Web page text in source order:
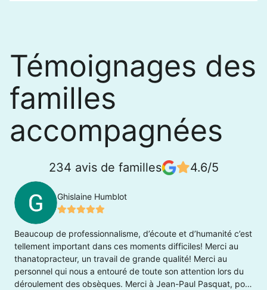
Témoignages des
familles
accompagnées
234 avis de familles 4.6/5
Ghislaine Humblot
Beaucoup de professionnalisme, d’écoute et d’humanité c’est
tellement important dans ces moments difficiles! Merci au
thanatopracteur, un travail de grande qualité! Merci au
personnel qui nous a entouré de toute son attention lors du
déroulement des obsèques. Merci à Jean-Paul Pasquat, pour